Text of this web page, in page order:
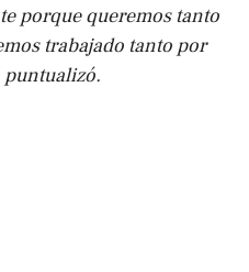
porque queremos tanto
trabajado tanto por
puntualizó.